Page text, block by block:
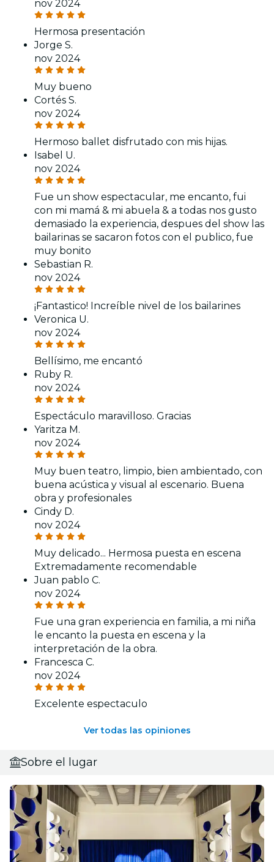
nov 2024
Hermosa presentación
Jorge S.
nov 2024
Muy bueno
Cortés S.
nov 2024
Hermoso ballet disfrutado con mis hijas.
Isabel U.
nov 2024
Fue un show espectacular, me encanto, fui
con mi mamá & mi abuela & a todas nos gusto
demasiado la experiencia, despues del show las
bailarinas se sacaron fotos con el publico, fue
muy bonito
Sebastian R.
nov 2024
¡Fantastico! Increíble nivel de los bailarines
Veronica U.
nov 2024
Bellísimo, me encantó
Ruby R.
nov 2024
Espectáculo maravilloso. Gracias
Yaritza M.
nov 2024
Muy buen teatro, limpio, bien ambientado, con
buena acústica y visual al escenario. Buena
obra y profesionales
Cindy D.
nov 2024
Muy delicado... Hermosa puesta en escena
Extremadamente recomendable
Juan pablo C.
nov 2024
Fue una gran experiencia en familia, a mi niña
le encanto la puesta en escena y la
interpretación de la obra.
Francesca C.
nov 2024
Excelente espectaculo
Ver todas las opiniones
Sobre el lugar